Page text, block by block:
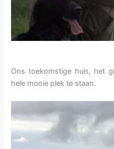
Ons toekomstige huis, het
hele mooie plek te staan.